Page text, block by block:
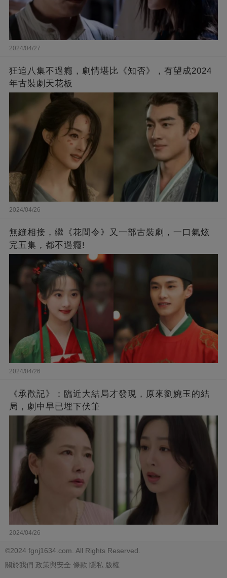
2024/04/27
狂追八集不過癮，劇情堪比《知否》，有望成2024
年古裝劇天花板
2024/04/26
無縫相接，繼《花間令》又一部古裝劇，一口氣炫
完五集，都不過癮!
2024/04/26
《承歡記》：臨近大結局才發現，原來劉婉玉的結
局，劇中早已埋下伏筆
2024/04/26
©2024 fgnj1634.com. All Rights Reserved.
關於我們 政策與安全 條款 隱私 版權